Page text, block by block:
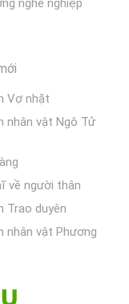
nghề nghiệp
Vợ nhặt
nhân vật Ngô Tử
về người thân
Trao duyên
nhân vật Phương